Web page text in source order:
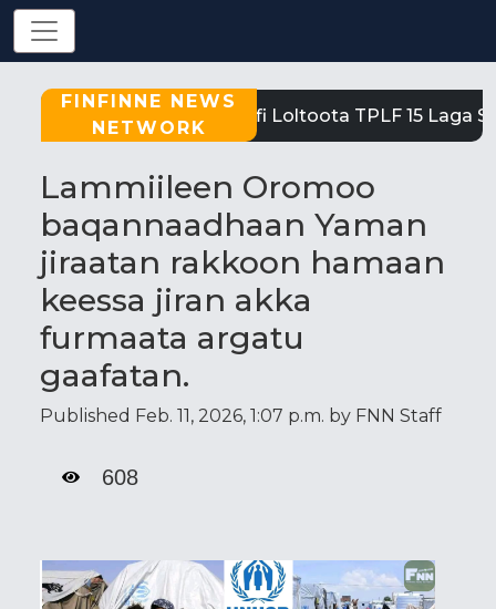
FINFINNE NEWS
NETWORK
Tigray: Reeffi Loltoota TPLF 15 Laga
Lammiileen Oromoo
baqannaadhaan Yaman
jiraatan rakkoon hamaan
keessa jiran akka
furmaata argatu
gaafatan.
Published Feb. 11, 2026, 1:07 p.m. by FNN Staff
608